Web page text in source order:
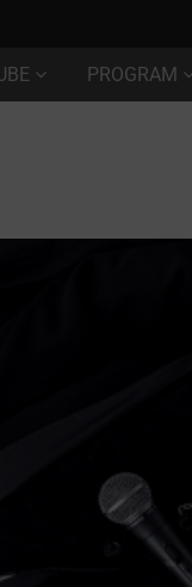
PROGRAM